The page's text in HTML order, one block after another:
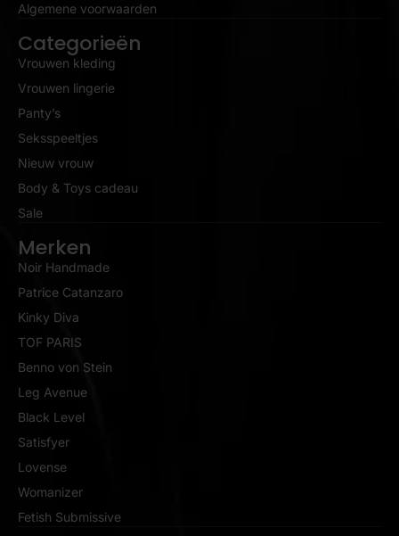
Algemene voorwaarden
Categorieën
Vrouwen kleding
Vrouwen lingerie
Panty’s
Seksspeeltjes
Nieuw vrouw
Body & Toys cadeau
Sale
Merken
Noir Handmade
Patrice Catanzaro
Kinky Diva
TOF PARIS
Benno von Stein
Leg Avenue
Black Level
Satisfyer
Lovense
Womanizer
Fetish Submissive